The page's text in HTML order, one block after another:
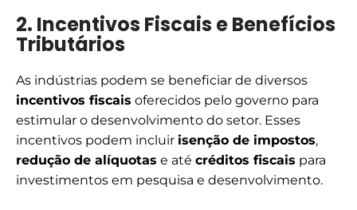
2. Incentivos Fiscais e Benefícios
Tributários
As indústrias podem se beneficiar de diversos
incentivos fiscais oferecidos pelo governo para
estimular o desenvolvimento do setor. Esses
incentivos podem incluir isenção de impostos,
redução de alíquotas e até créditos fiscais para
investimentos em pesquisa e desenvolvimento.